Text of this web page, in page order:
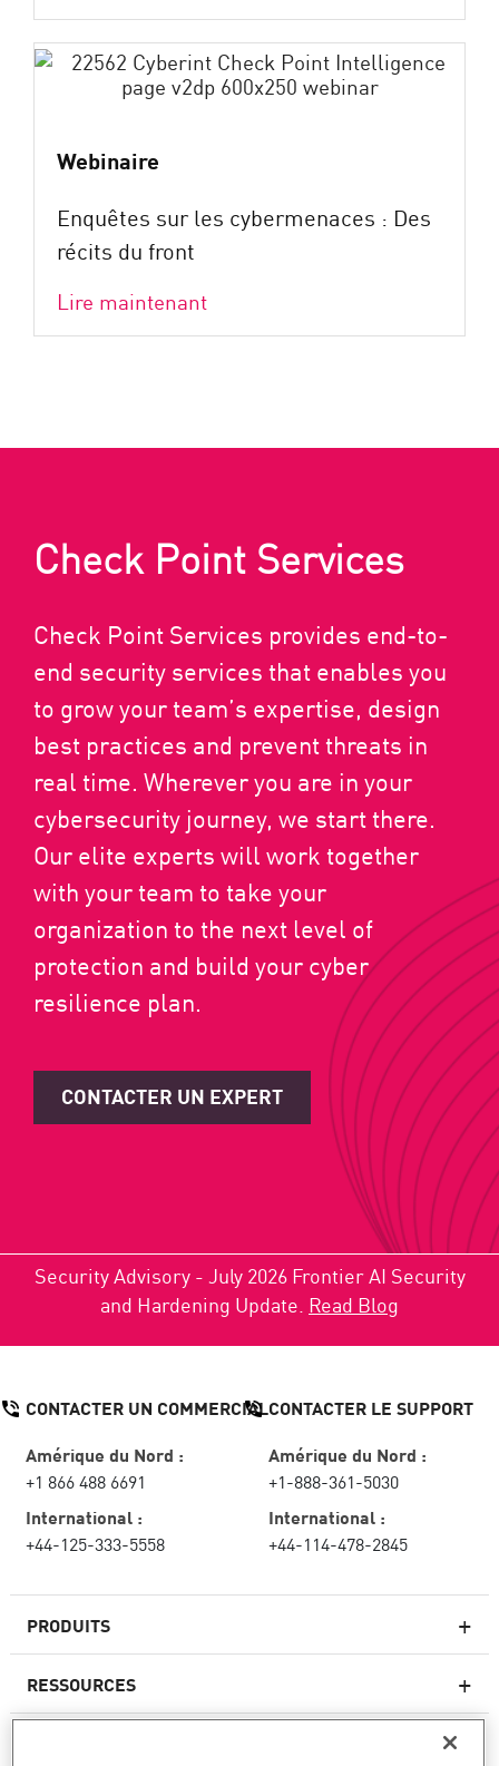
Webinaire
Enquêtes sur les cybermenaces : Des
récits du front
Lire maintenant
Check Point Services
Check Point Services provides end-to-
end security services that enables you
to grow your team’s expertise, design
best practices and prevent threats in
real time. Wherever you are in your
cybersecurity journey, we start there.
Our elite experts will work together
with your team to take your
organization to the next level of
protection and build your cyber
resilience plan.
CONTACTER UN EXPERT
Security Advisory - July 2026 Frontier AI Security
and Hardening Update. Read Blog
PRODUITS
Pare-feux de nouvelle génération
RESSOURCES
CONTACTER UN COMMERCIAL
Amérique du Nord :
+1 866 488 6691
International :
+44-125-333-5558
CONTACTER LE SUPPORT
Amérique du Nord :
+1-888-361-5030
International :
+44-114-478-2845